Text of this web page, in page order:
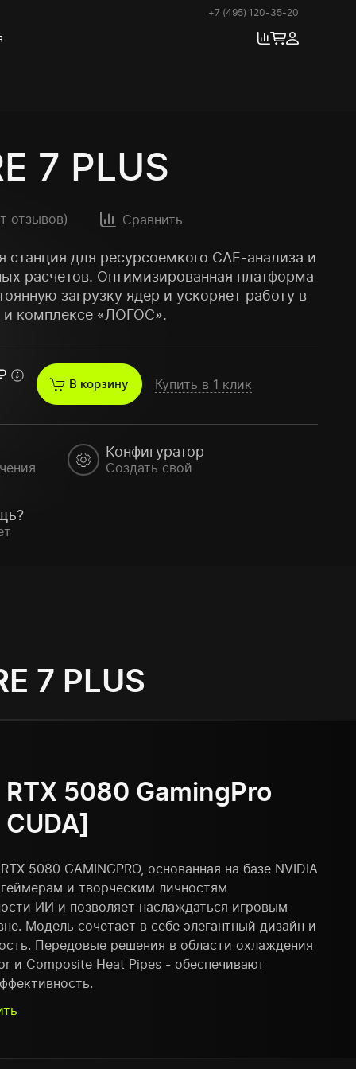
+7 (495) 120-35-20
7 PLUS
отзывов) Сравнить
станция для ресурсоемкого CAE-анализа и
расчетов. Оптимизированная платформа
загрузку ядер и ускоряет работу в
и комплексе «ЛОГОС».
В корзину Купить в 1 клик
Конфигуратор
Создать свой
7 PLUS
5080 GamingPro
5080 GAMINGPRO, основанная на базе NVIDIA
и творческим личностям
ИИ и позволяет наслаждаться игровым
Модель сочетает в себе элегантный дизайн и
Передовые решения в области охлаждения
и Composite Heat Pipes - обеспечивают